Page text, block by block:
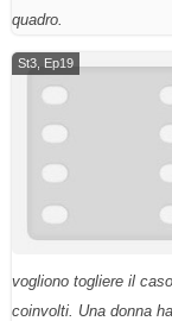
quadro.
St3, Ep19
vogliono togliere il
coinvolti. Una donna